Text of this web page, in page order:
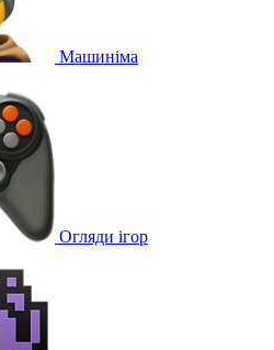
Машиніма
Огляди ігор